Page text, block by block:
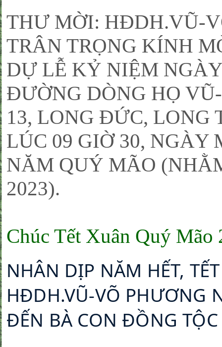
THƯ MỜI: HĐDH.VŨ-
TRÂN TRỌNG KÍNH
DỰ LỄ KỶ NIỆM
ĐƯỜNG DÒNG HỌ
13, LONG ĐỨC,
LÚC 09 GIỜ 30, NGÀY
NĂM QUÝ MÃO
2023).
Chúc Tết Xuân Quý Mão
NHÂN DỊP NĂM HẾT,
HĐDH.VŨ-VÕ PHƯƠNG
ĐẾN BÀ CON ĐỒNG TỘC